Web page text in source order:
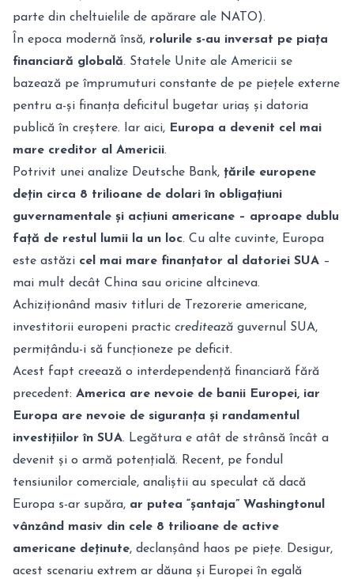
parte din cheltuielile de apărare ale NATO).
În epoca modernă însă, rolurile s-au inversat pe piața
financiară globală. Statele Unite ale Americii se
bazează pe împrumuturi constante de pe piețele externe
pentru a-și finanța deficitul bugetar uriaș și datoria
publică în creștere. Iar aici, Europa a devenit cel mai
mare creditor al Americii.
Potrivit unei analize Deutsche Bank, țările europene
dețin circa 8 trilioane de dolari în obligațiuni
guvernamentale și acțiuni americane – aproape dublu
față de restul lumii la un loc. Cu alte cuvinte, Europa
este astăzi cel mai mare finanțator al datoriei SUA –
mai mult decât China sau oricine altcineva.
Achiziționând masiv titluri de Trezorerie americane,
investitorii europeni practic creditează guvernul SUA,
permițându-i să funcționeze pe deficit.
Acest fapt creează o interdependență financiară fără
precedent: America are nevoie de banii Europei, iar
Europa are nevoie de siguranța și randamentul
investițiilor în SUA. Legătura e atât de strânsă încât a
devenit și o armă potențială. Recent, pe fondul
tensiunilor comerciale, analiștii au speculat că dacă
Europa s-ar supăra, ar putea “șantaja” Washingtonul
vânzând masiv din cele 8 trilioane de active
americane deținute, declanșând haos pe piețe. Desigur,
acest scenariu extrem ar dăuna și Europei în egală